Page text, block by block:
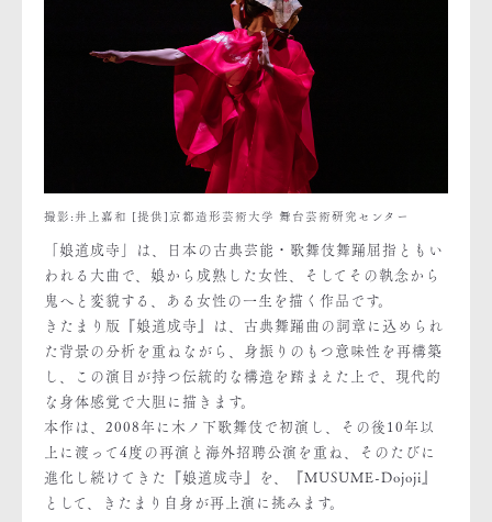
撮影:井上嘉和 [提供]京都造形芸術大学 舞台芸術研究センター
「娘道成寺」は、日本の古典芸能・歌舞伎舞踊屈指ともい
われる大曲で、娘から成熟した女性、そしてその執念から
鬼へと変貌する、ある女性の一生を描く作品です。
きたまり版『娘道成寺』は、古典舞踊曲の詞章に込められ
た背景の分析を重ねながら、身振りのもつ意味性を再構築
し、この演目が持つ伝統的な構造を踏まえた上で、現代的
な身体感覚で大胆に描きます。
本作は、2008年に木ノ下歌舞伎で初演し、その後10年以
上に渡って4度の再演と海外招聘公演を重ね、そのたびに
進化し続けてきた『娘道成寺』を、『MUSUME-Dojoji』
として、きたまり自身が再上演に挑みます。